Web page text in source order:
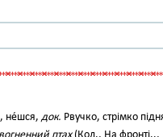
не́шся, док. Рвучко, стрімко